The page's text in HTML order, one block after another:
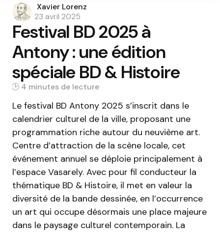
Posted
by
Xavier Lorenz
23 avril 2025
Festival BD 2025 à
Antony : une édition
spéciale BD & Histoire
4 min
Le festival BD Antony 2025 s’inscrit dans le
calendrier culturel de la ville, proposant une
programmation riche autour du neuvième art.
Centre d’attraction de la scène locale, cet
événement annuel se déploie principalement à
l’espace Vasarely. Avec pour fil conducteur la
thématique BD & Histoire, il met en valeur la
diversité de la bande dessinée, en l’occurrence
un art qui occupe désormais une place majeure
dans le paysage culturel contemporain. La